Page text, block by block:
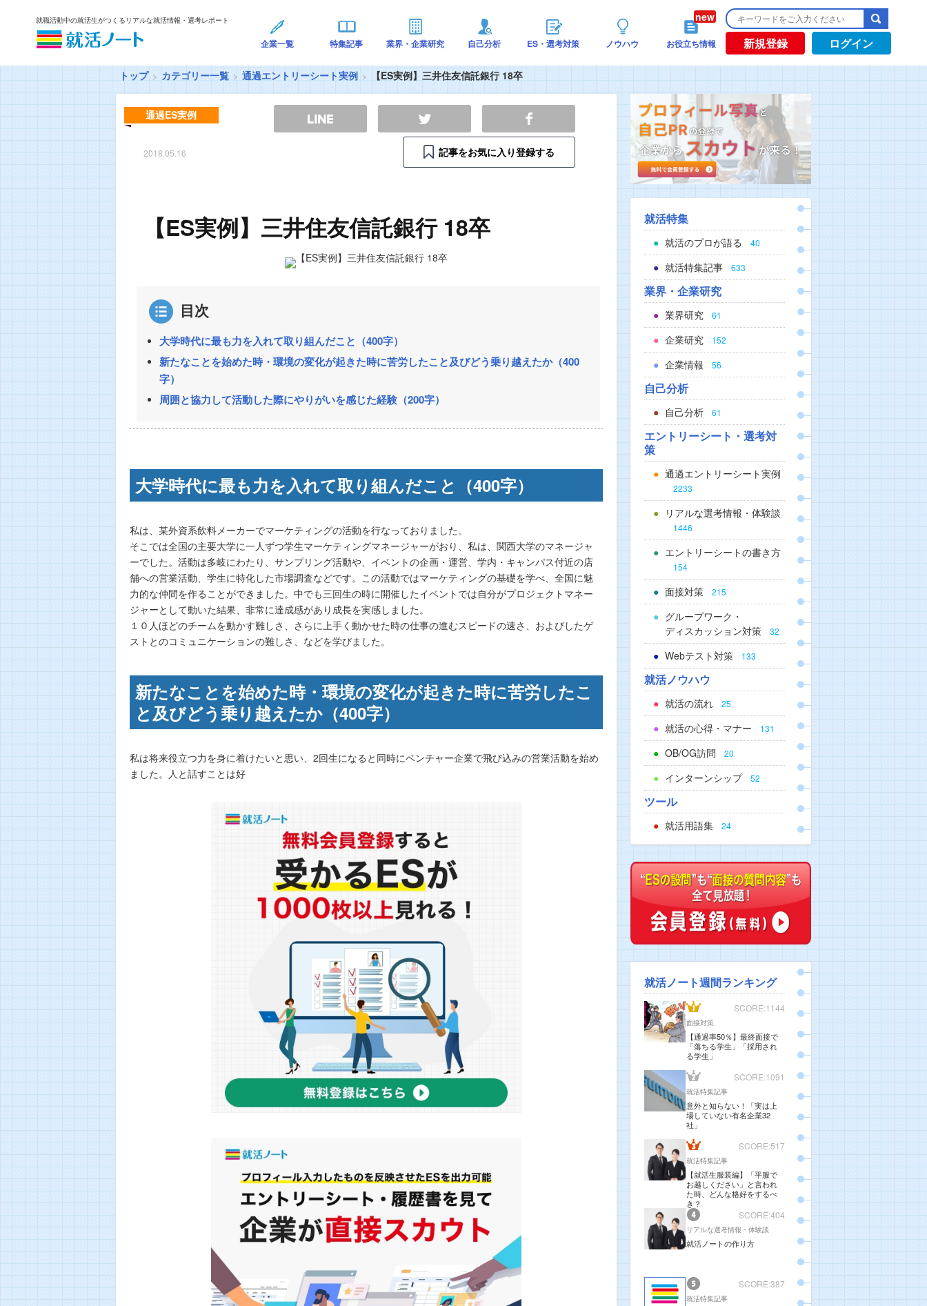
就職活動中の就活生がつくるリアルな就活情報・選考レポート
企業一覧 特集記事 業界・企業研究 自己分析 ES・選考対策 ノウハウ お役立ち情報 新規登録 ログイン
トップ カテゴリー一覧 通過エントリーシート実例 【ES実例】三井住友信託銀行 18卒
通過ES実例
2018.05.16 記事をお気に入り登録する
【ES実例】三井住友信託銀行 18卒
目次
大学時代に最も力を入れて取り組んだこと（400字）
新たなことを始めた時・環境の変化が起きた時に苦労したこと及びどう乗り越えたか（400
字）
周囲と協力して活動した際にやりがいを感じた経験（200字）
大学時代に最も力を入れて取り組んだこと（400字）
私は、某外資系飲料メーカーでマーケティングの活動を行なっておりました。
そこでは全国の主要大学に一人ずつ学生マーケティングマネージャーがおり、私は、関西大学のマネージャ
ーでした。活動は多岐にわたり、サンプリング活動や、イベントの企画・運営、学内・キャンパス付近の店
舗への営業活動、学生に特化した市場調査などです。この活動ではマーケティングの基礎を学べ、全国に魅
力的な仲間を作ることができました。中でも三回生の時に開催したイベントでは自分がプロジェクトマネー
ジャーとして動いた結果、非常に達成感があり成長を実感しました。
１０人ほどのチームを動かす難しさ、さらに上手く動かせた時の仕事の進むスピードの速さ、およびしたゲ
ストとのコミュニケーションの難しさ、などを学びました。
新たなことを始めた時・環境の変化が起きた時に苦労したこ
と及びどう乗り越えたか（400字）
私は将来役立つ力を身に着けたいと思い、2回生になると同時にベンチャー企業で飛び込みの営業活動を始め
ました。人と話すことは好
就活特集
就活のプロが語る 40
就活特集記事 633
業界・企業研究
業界研究 61
企業研究 152
企業情報 56
自己分析
自己分析 61
エントリーシート・選考対
策
通過エントリーシート実例
2233
リアルな選考情報・体験談
1446
エントリーシートの書き方
154
面接対策 215
グループワーク・
ディスカッション対策
32
Webテスト対策 133
就活ノウハウ
就活の流れ 25
就活の心得・マナー 131
OB/OG訪問 20
インターンシップ 52
ツール
就活用語集 24
就活ノート週間ランキング
SCORE:1144
面接対策
【通過率50％】最終面接で
「落ちる学生」「採用され
る学生」
SCORE:1091
就活特集記事
意外と知らない！「実は上
場していない有名企業32
社」
SCORE:517
就活特集記事
【就活生服装編】「平服で
お越しください」と言われ
た時、どんな格好をするべ
き？
SCORE:404
リアルな選考情報・体験談
就活ノートの作り方
SCORE:387
就活特集記事